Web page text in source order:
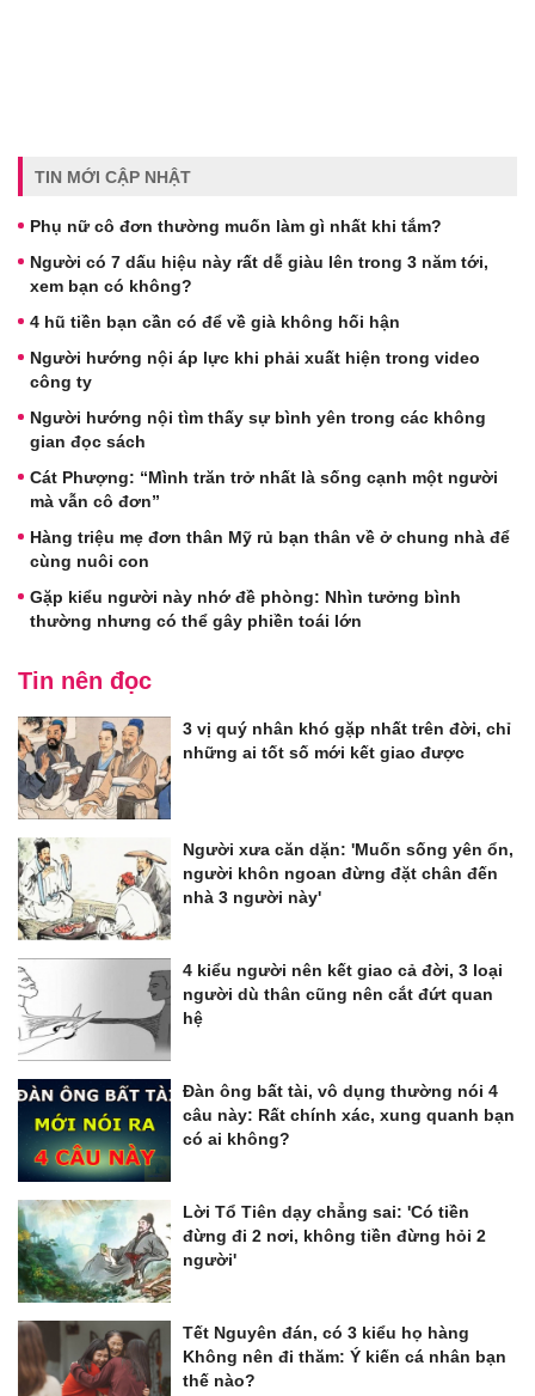
TIN MỚI CẬP NHẬT
Phụ nữ cô đơn thường muốn làm gì nhất khi tắm?
Người có 7 dấu hiệu này rất dễ giàu lên trong 3 năm tới,
xem bạn có không?
4 hũ tiền bạn cần có để về già không hối hận
Người hướng nội áp lực khi phải xuất hiện trong video
công ty
Người hướng nội tìm thấy sự bình yên trong các không
gian đọc sách
Cát Phượng: “Mình trăn trở nhất là sống cạnh một người
mà vẫn cô đơn”
Hàng triệu mẹ đơn thân Mỹ rủ bạn thân về ở chung nhà để
cùng nuôi con
Gặp kiểu người này nhớ đề phòng: Nhìn tưởng bình
thường nhưng có thể gây phiền toái lớn
Tin nên đọc
3 vị quý nhân khó gặp nhất trên đời, chỉ
những ai tốt số mới kết giao được
Người xưa căn dặn: 'Muốn sống yên ổn,
người khôn ngoan đừng đặt chân đến
nhà 3 người này'
4 kiểu người nên kết giao cả đời, 3 loại
người dù thân cũng nên cắt đứt quan
hệ
Đàn ông bất tài, vô dụng thường nói 4
câu này: Rất chính xác, xung quanh bạn
có ai không?
Lời Tổ Tiên dạy chẳng sai: 'Có tiền
đừng đi 2 nơi, không tiền đừng hỏi 2
người'
Tết Nguyên đán, có 3 kiểu họ hàng
Không nên đi thăm: Ý kiến cá nhân bạn
thế nào?